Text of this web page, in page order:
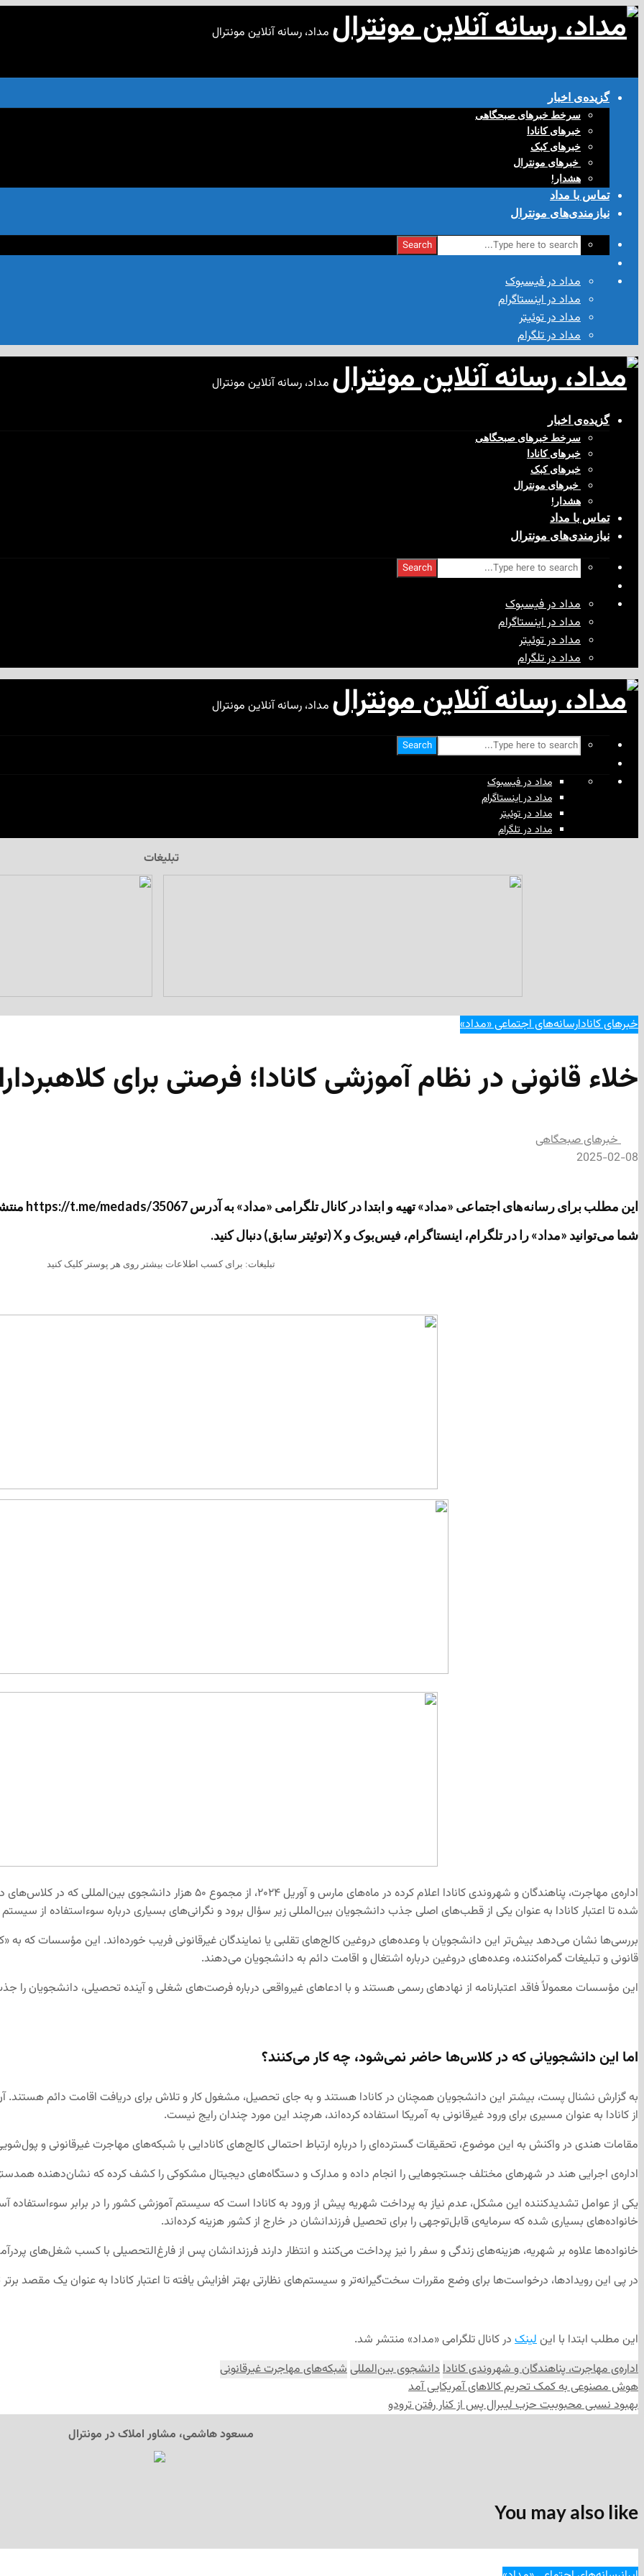
مداد، رسانه آنلاین مونترال
گزیده‌ی‌ اخبار
سرخط خبرهای صبحگاهی
خبرهای کانادا
خبرهای کبک
‌ خبرهای مونترال
هشدار!
تماس با مداد
نیازمندی‌های مونترال
Search
مداد در فیسبوک
مداد در اینستاگرام
مداد در توئیتر
مداد در تلگرام
مداد، رسانه آنلاین مونترال
گزیده‌ی‌ اخبار
سرخط خبرهای صبحگاهی
خبرهای کانادا
خبرهای کبک
‌ خبرهای مونترال
هشدار!
تماس با مداد
نیازمندی‌های مونترال
Search
مداد در فیسبوک
مداد در اینستاگرام
مداد در توئیتر
مداد در تلگرام
مداد، رسانه آنلاین مونترال
Search
مداد در فیسبوک
مداد در اینستاگرام
مداد در توئیتر
مداد در تلگرام
تبلیغات
خبرهای کانادارسانه‌های اجتماعی «مداد»
خلاء قانونی در نظام آموزشی کانادا؛ فرصتی برای
‌خبرهای صبحگاهی
2025-02-08
این مطلب برای رسانه‌های اجتماعی «مداد» تهیه و ابتدا در کانال تلگرامی «مداد» به آدرس https://t.me/medads/35067 منتشر شد و سپس جهت آرشیو به وب‌سایت «مداد» منتقل گردید.
شما می‌توانید «مداد» را در تلگرام، اینستاگرام، فیس‌بوک و X (توئیتر سابق) دنبال کنید.
تبلیغات: برای کسب اطلاعات بیشتر روی هر پوستر کلیک کنید
شده تا اعتبار کانادا به عنوان یکی از قطب‌های اصلی جذب دانشجویان بین‌المللی زیر سؤال برود و نگرانی‌های بسیاری درباره سوءاستفاده از
بررسی‌ها نشان می‌دهد بیش‌تر این دانشجویان با وعده‌های دروغین کالج‌های تقلبی یا نمایندگان غیرقانونی فریب خورده‌اند. این مؤسسات که به
قانونی و تبلیغات گمراه‌کننده، وعده‌های دروغین درباره اشتغال و اقامت دائم به دانشجویان می‌دهند.
این مؤسسات معمولاً فاقد اعتبارنامه از نهادهای رسمی هستند و با ادعاهای غیرواقعی درباره فرصت‌های شغلی و آینده تحصیلی، دانشجویان را
اما این دانشجویانی که در کلاس‌ها حاضر نمی‌شود، چه کار می‌کنند؟
به گزارش نشنال پست، بیشتر این دانشجویان همچنان در کانادا هستند و به جای تحصیل، مشغول کار و تلاش برای دریافت اقامت دائم هستند.
از کانادا به عنوان مسیری برای ورود غیرقانونی به آمریکا استفاده کرده‌اند، هرچند این مورد چندان رایج نیست.
مقامات هندی در واکنش به این موضوع، تحقیقات گسترده‌ای را درباره ارتباط احتمالی کالج‌های کانادایی با شبکه‌های مهاجرت غیرقانونی و
اداره‌ی اجرایی هند در شهرهای مختلف جستجوهایی را انجام داده و مدارک و دستگاه‌های دیجیتال مشکوکی را کشف کرده که نشان‌دهنده
یکی از عوامل تشدیدکننده این مشکل، عدم نیاز به پرداخت شهریه پیش از ورود به کانادا است که سیستم آموزشی کشور را در برابر
خانواده‌های بسیاری شده که سرمایه‌ی قابل‌توجهی را برای تحصیل فرزندانشان در خارج از کشور هزینه کرده‌اند.
خانواده‌ها علاوه بر شهریه، هزینه‌های زندگی و سفر را نیز پرداخت می‌کنند و انتظار دارند فرزندانشان پس از فارغ‌التحصیلی با کسب شغل‌های
در پی این رویدادها، درخواست‌ها برای وضع مقررات سخت‌گیرانه‌تر و سیستم‌های نظارتی بهتر افزایش یافته تا اعتبار کانادا به عنوان یک مقصد
این مطلب ابتدا با اینلینک در کانال تلگرامی «مداد» منتشر شد.
اداره‌ی مهاجرت، پناهندگان و شهروندی کانادادانشجوی بین‌المللیشبکه‌های مهاجرت غیرقانونی
هوش مصنوعی به کمک تحریم کالاهای آمریکایی آمد
بهبود نسبی محبوبیت حزب لیبرال پس از کنار رفتن ترودو
مسعود هاشمی، مشاور املاک در مونترال
You may also like